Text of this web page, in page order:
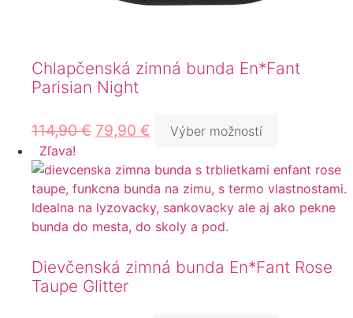
Chlapčenská zimná bunda En*Fant
Parisian Night
114,90€ 79,90 €
Výber možností
Zľava!
Dievčenská zimná bunda En*Fant Rose
Taupe Glitter